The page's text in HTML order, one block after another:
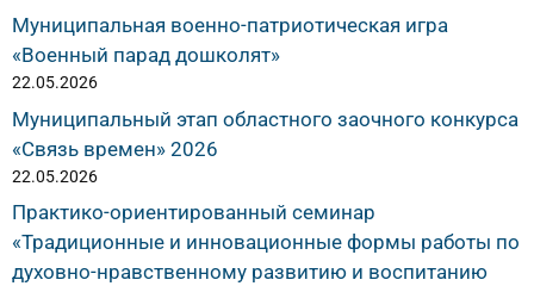
Муниципальная военно-патриотическая игра
«Военный парад дошколят»
22.05.2026
Муниципальный этап областного заочного конкурса
«Связь времен» 2026
22.05.2026
Практико-ориентированный семинар
«Традиционные и инновационные формы работы по
духовно-нравственному развитию и воспитанию